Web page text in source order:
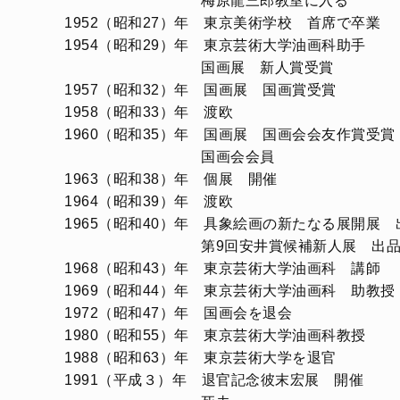
1952（昭和27）年 東京美術学校 首席で卒業
1954（昭和29）年 東京芸術大学油画科助手
国画展 新人賞受賞
1957（昭和32）年 国画展 国画賞受賞
1958（昭和33）年 渡欧
1960（昭和35）年 国画展 国画会会友作賞受賞
国画会会員
1963（昭和38）年 個展 開催
1964（昭和39）年 渡欧
1965（昭和40）年 具象絵画の新たなる展開展
第9回安井賞候補新人展 出品
1968（昭和43）年 東京芸術大学油画科 講師
1969（昭和44）年 東京芸術大学油画科 助教授
1972（昭和47）年 国画会を退会
1980（昭和55）年 東京芸術大学油画科教授
1988（昭和63）年 東京芸術大学を退官
1991（平成３）年 退官記念彼末宏展 開催